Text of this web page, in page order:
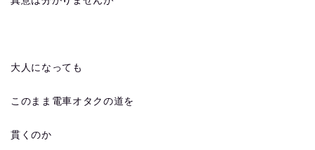
大人になっても
このまま電車オタクの道を
貫くのか